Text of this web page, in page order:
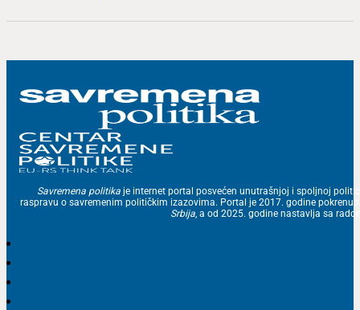
Savremena politika je internet portal posvećen unutrašnjoj i spoljnoj
raspravu o savremenim političkim izazovima. Portal je 2017. godine
Srbija, a od 2025. godine nastavlja sa